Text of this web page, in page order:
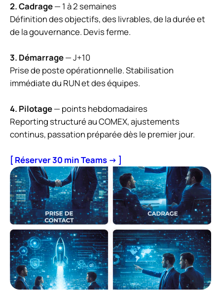
2. Cadrage— 1 à 2 semaines
Définition des objectifs, des livrables, de la durée et
de la gouvernance. Devis ferme.
3. Démarrage— J+10
Prise de poste opérationnelle. Stabilisation
immédiate du RUN et des équipes.
4. Pilotage— points hebdomadaires
Reporting structuré au COMEX, ajustements
continus, passation préparée dès le premier jour.
[ Réserver 30 min Teams → ]